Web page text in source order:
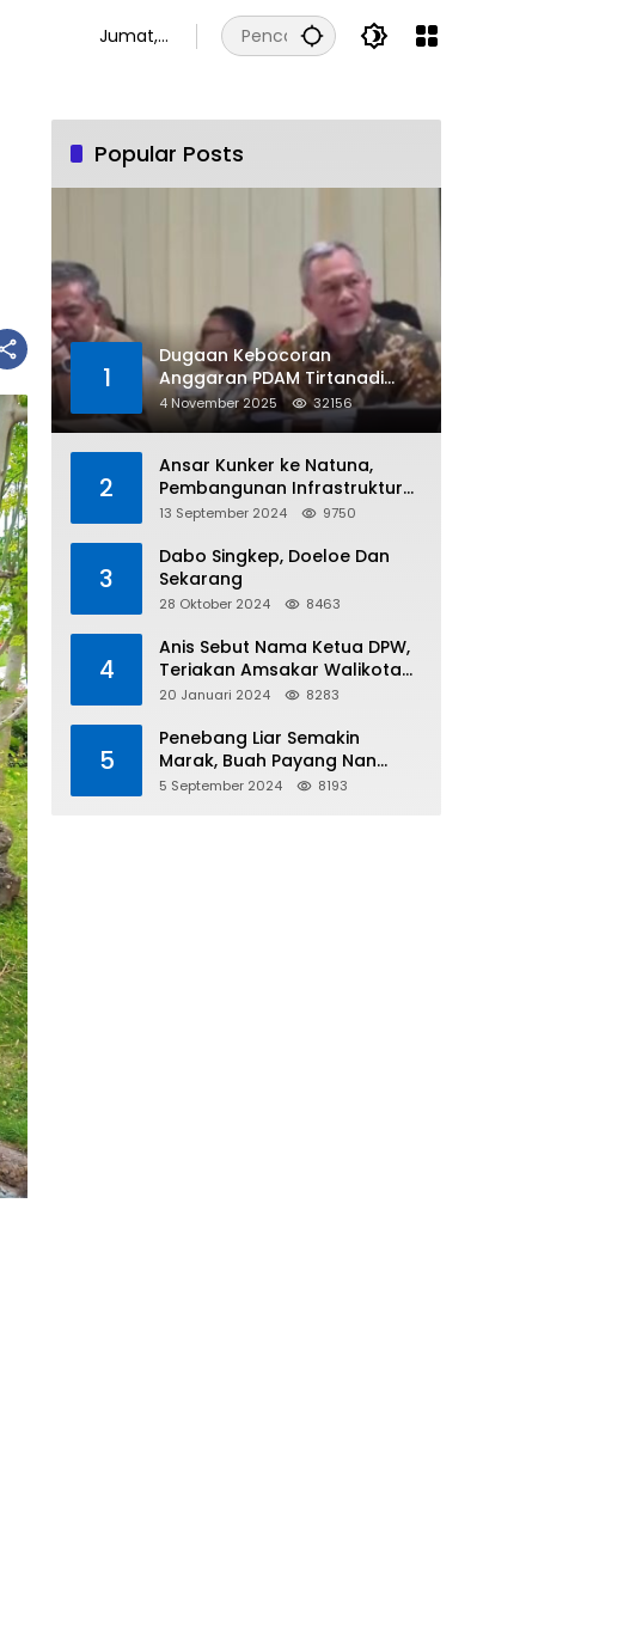
Jumat,
Popular Posts
1
Dugaan Kebocoran
Anggaran PDAM Tirtanadi
Rp450 Miliar Per Tahun Tuai
Kritikan
4 November 2025 32156
2
Ansar Kunker ke Natuna,
Pembangunan Infrastruktur
dan Bantuan Sosial
Tiga
13 September 2024 9750
3
Dabo Singkep, Doeloe Dan
Sekarang
28 Oktober 2024 8463
4
Anis Sebut Nama Ketua DPW,
Teriakan Amsakar Walikota
Batam Menggema
20 Januari 2024 8283
5
Penebang Liar Semakin
Marak, Buah Payang Nan
Langka Pun Jadi Targetnya
5 September 2024 8193